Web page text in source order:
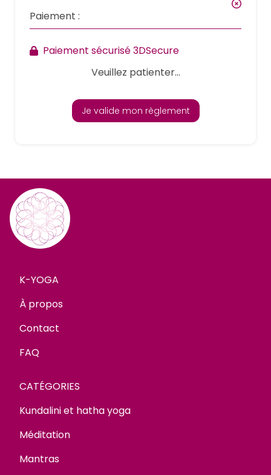
Paiement :
Paiement sécurisé 3DSecure
Veuillez patienter...
Je valide mon règlement
K-YOGA
À propos
Contact
FAQ
CATÉGORIES
Kundalini et hatha yoga
Méditation
Mantras